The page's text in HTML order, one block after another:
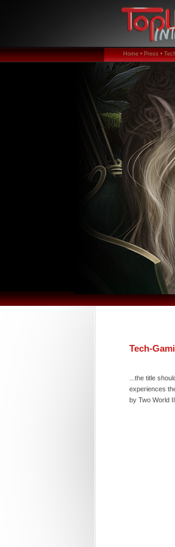
Home • Press •
Tech-
...the title
experiences
by Two World